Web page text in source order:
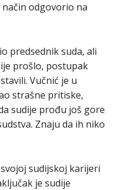
odgovorio na
predsednik suda, ali
prošlo, postupak
Vučnić je u
strašne pritiske,
sudije prođu još gore
Znaju da ih niko
sudijskoj karijeri
je sudije